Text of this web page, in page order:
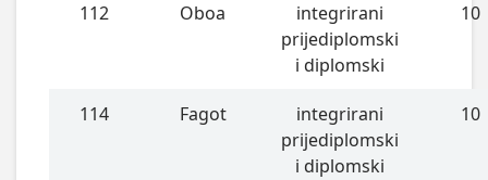
112 Oboa
integrirani
prijediplomski
i diplomski
10
114 Fagot
integrirani
prijediplomski
i diplomski
10